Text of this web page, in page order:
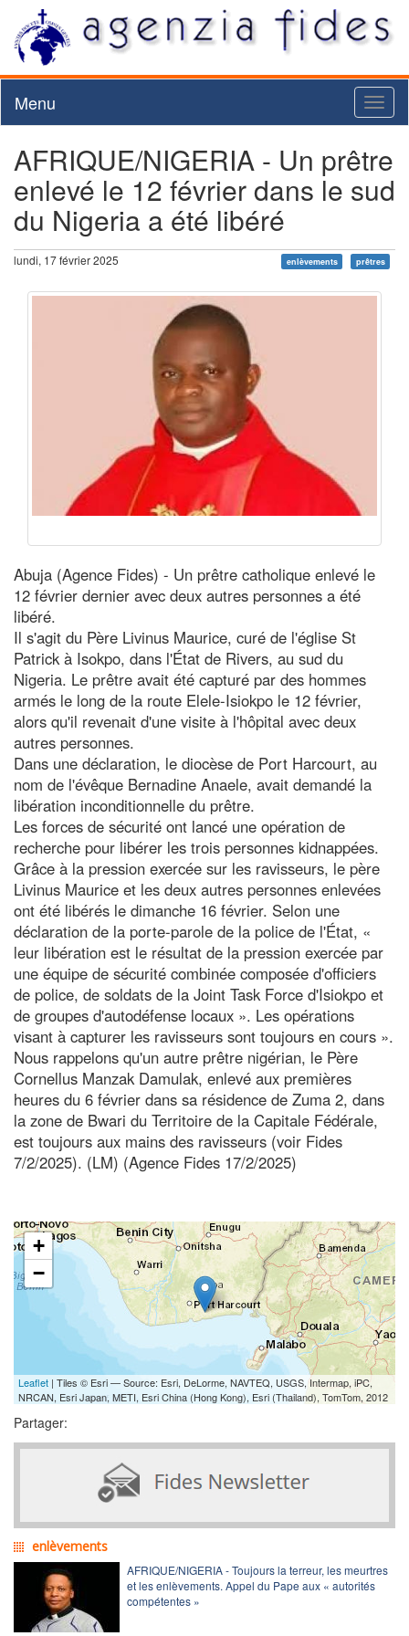
Menu
AFRIQUE/NIGERIA - Un prêtre
enlevé le 12 février dans le sud
du Nigeria a été libéré
lundi, 17 février 2025 enlèvements prêtres
Abuja (Agence Fides) - Un prêtre catholique enlevé le
12 février dernier avec deux autres personnes a été
libéré.
Il s'agit du Père Livinus Maurice, curé de l'église St
Patrick à Isokpo, dans l'État de Rivers, au sud du
Nigeria. Le prêtre avait été capturé par des hommes
armés le long de la route Elele-Isiokpo le 12 février,
alors qu'il revenait d'une visite à l'hôpital avec deux
autres personnes.
Dans une déclaration, le diocèse de Port Harcourt, au
nom de l'évêque Bernadine Anaele, avait demandé la
libération inconditionnelle du prêtre.
Les forces de sécurité ont lancé une opération de
recherche pour libérer les trois personnes kidnappées.
Grâce à la pression exercée sur les ravisseurs, le père
Livinus Maurice et les deux autres personnes enlevées
ont été libérés le dimanche 16 février. Selon une
déclaration de la porte-parole de la police de l'État, «
leur libération est le résultat de la pression exercée par
une équipe de sécurité combinée composée d'officiers
de police, de soldats de la Joint Task Force d'Isiokpo et
de groupes d'autodéfense locaux ». Les opérations
visant à capturer les ravisseurs sont toujours en cours ».
Nous rappelons qu'un autre prêtre nigérian, le Père
Cornellus Manzak Damulak, enlevé aux premières
heures du 6 février dans sa résidence de Zuma 2, dans
la zone de Bwari du Territoire de la Capitale Fédérale,
est toujours aux mains des ravisseurs (voir Fides
7/2/2025). (LM) (Agence Fides 17/2/2025)
+
−
Leaflet | Tiles © Esri — Source: Esri, DeLorme, NAVTEQ, USGS, Intermap, iPC,
NRCAN, Esri Japan, METI, Esri China (Hong Kong), Esri (Thailand), TomTom, 2012
Partager:
enlèvements
AFRIQUE/NIGERIA - Toujours la terreur, les meurtres
et les enlèvements. Appel du Pape aux « autorités
compétentes »